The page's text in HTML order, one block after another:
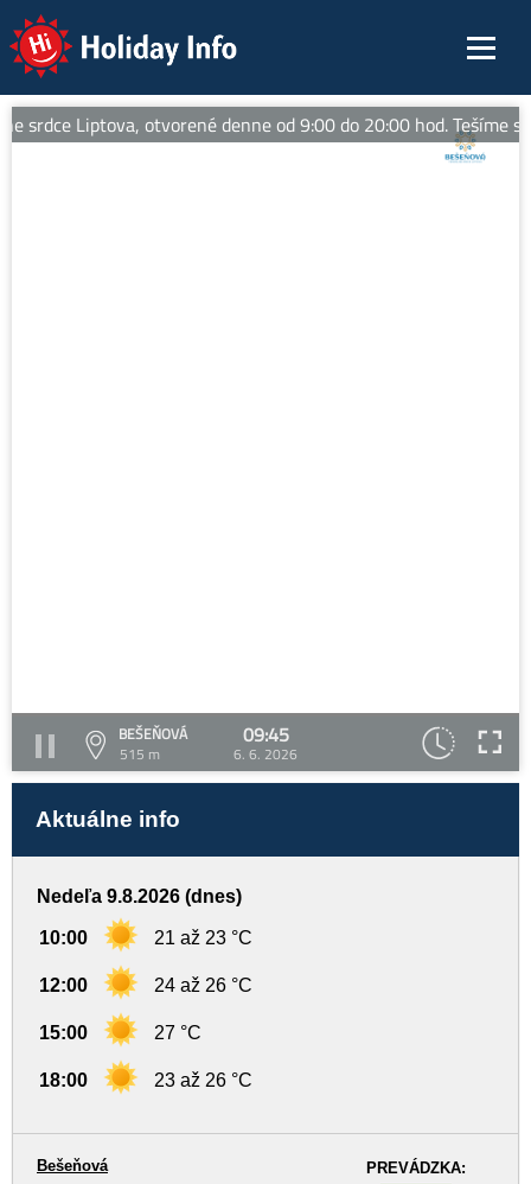
Holiday Info
srdce Liptova, otvorené denne od 9:00 do 20:00 hod. Tešíme
BEŠEŇOVÁ
515 m
09:45
6. 6. 2026
Aktuálne info
Nedeľa 9.8.2026 (dnes)
10:00 21 až 23 °C
12:00 24 až 26 °C
15:00 27 °C
18:00 23 až 26 °C
PREVÁDZKA:
Bešeňová